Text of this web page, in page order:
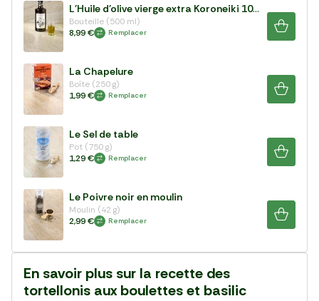
L'Huile d'olive vierge extra Koroneiki 100%
Bouteille (500 ml)
8,99 €
Remplacer
La Chapelure
Boîte (250 g)
1,99 €
Remplacer
Le Sel de table
Pot (750 g)
1,29 €
Remplacer
Le Poivre noir en moulin
Moulin (42 g)
2,99 €
Remplacer
En savoir plus sur la recette des
tortellonis aux boulettes et basilic